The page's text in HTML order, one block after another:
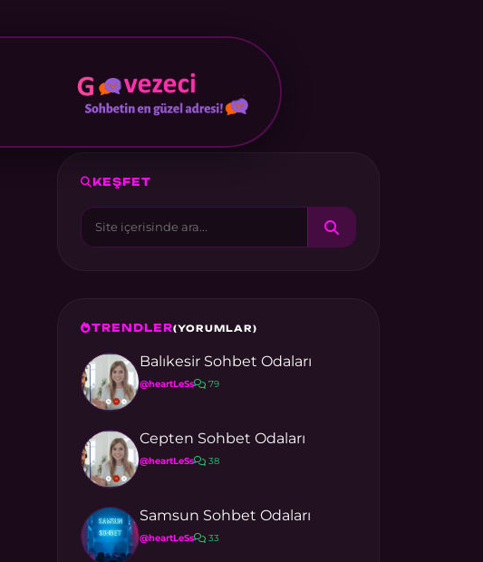
KEŞFET
TRENDLER(YORUMLAR)
Balıkesir Sohbet Odaları
@heartLeSs 79
Cepten Sohbet Odaları
@heartLeSs 38
Samsun Sohbet Odaları
@heartLeSs 33